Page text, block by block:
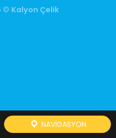
© Kalyon Çelik
NAVIGASYON